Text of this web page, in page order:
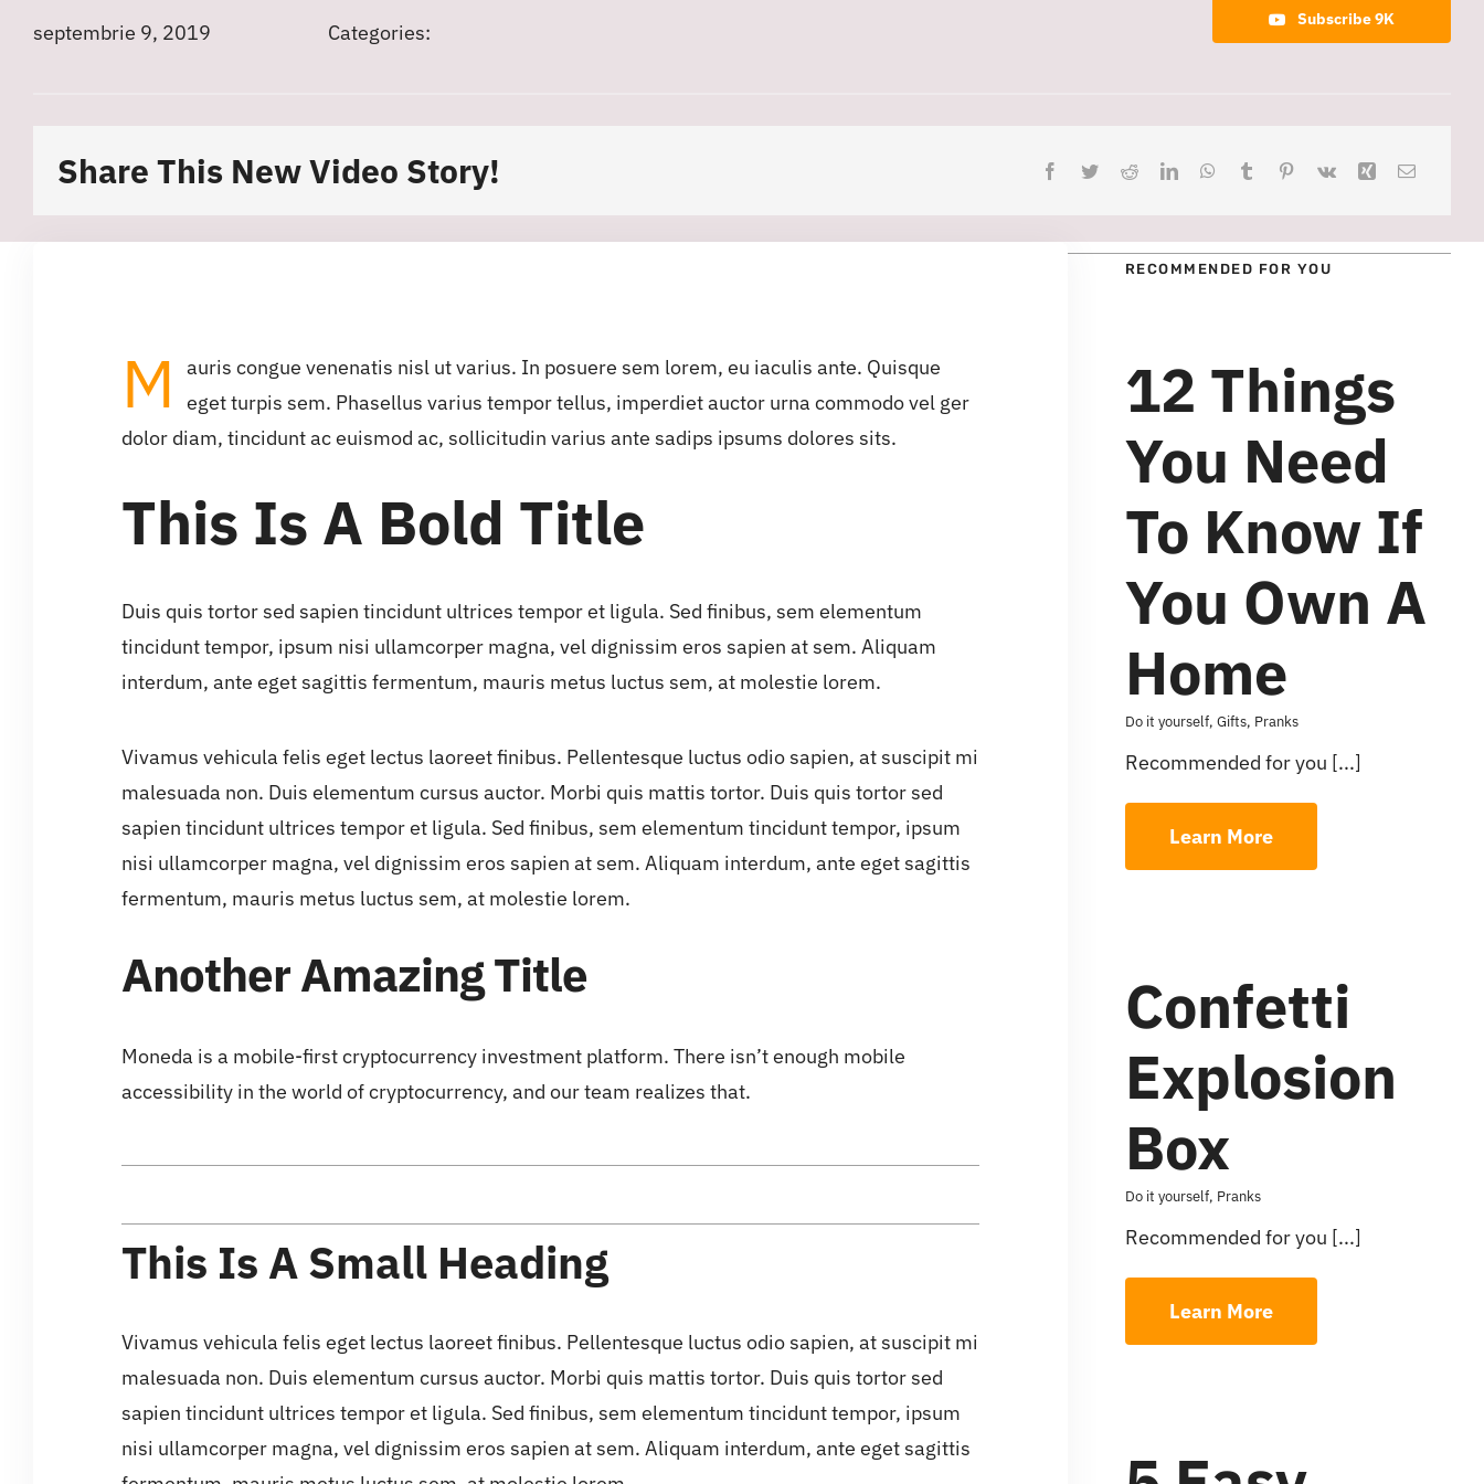
septembrie 9, 2019 Categories:
Subscribe 9K
Share This New Video Story!
M
auris congue venenatis nisl ut varius. In posuere sem lorem, eu iaculis ante. Quisque
eget turpis sem. Phasellus varius tempor tellus, imperdiet auctor urna commodo vel ger
dolor diam, tincidunt ac euismod ac, sollicitudin varius ante sadips ipsums dolores sits.
This Is A Bold Title
Duis quis tortor sed sapien tincidunt ultrices tempor et ligula. Sed finibus, sem elementum
tincidunt tempor, ipsum nisi ullamcorper magna, vel dignissim eros sapien at sem. Aliquam
interdum, ante eget sagittis fermentum, mauris metus luctus sem, at molestie lorem.
Vivamus vehicula felis eget lectus laoreet finibus. Pellentesque luctus odio sapien, at suscipit mi
malesuada non. Duis elementum cursus auctor. Morbi quis mattis tortor. Duis quis tortor sed
sapien tincidunt ultrices tempor et ligula. Sed finibus, sem elementum tincidunt tempor, ipsum
nisi ullamcorper magna, vel dignissim eros sapien at sem. Aliquam interdum, ante eget sagittis
fermentum, mauris metus luctus sem, at molestie lorem.
Another Amazing Title
Moneda is a mobile-first cryptocurrency investment platform. There isn’t enough mobile
accessibility in the world of cryptocurrency, and our team realizes that.
This Is A Small Heading
Vivamus vehicula felis eget lectus laoreet finibus. Pellentesque luctus odio sapien, at suscipit mi
malesuada non. Duis elementum cursus auctor. Morbi quis mattis tortor. Duis quis tortor sed
sapien tincidunt ultrices tempor et ligula. Sed finibus, sem elementum tincidunt tempor, ipsum
nisi ullamcorper magna, vel dignissim eros sapien at sem. Aliquam interdum, ante eget sagittis
RECOMMENDED FOR YOU
12 Things
You Need
To Know If
You Own A
Home
Do it yourself, Gifts, Pranks
Recommended for you [...]
Learn More
Confetti
Explosion
Box
Do it yourself, Pranks
Recommended for you [...]
Learn More